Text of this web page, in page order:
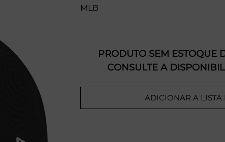
MLB
PRODUTO SEM ESTOQUE
CONSULTE A
ADICIONAR A LISTA